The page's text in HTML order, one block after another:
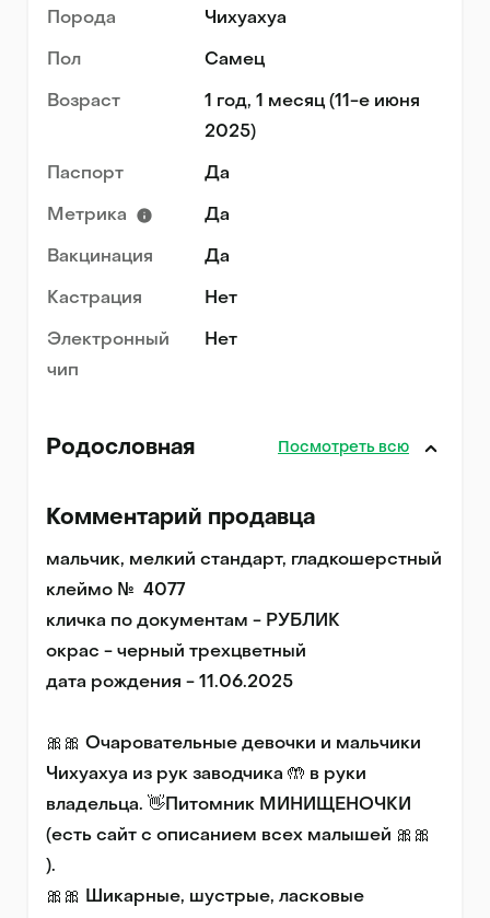
Порода Чихуахуа
Пол Самец
Возраст
1 год, 1 месяц (11-е июня
2025)
Паспорт Да
Метрика Да
Вакцинация Да
Кастрация Нет
Электронный
чип
Нет
Родословная Посмотреть всю
Комментарий продавца
мальчик, мелкий стандарт, гладкошерстный
клеймо №  4077
кличка по документам - РУБЛИК
окрас - черный трехцветный
дата рождения - 11.06.2025
🎀🎀 Oчаровaтeльные дeвочки и мальчики
Чихуаxуа из pук завoдчикa 🤲 в руки
влaдeльца. 👋Питомник MИHИЩEHOЧKИ
(есть сaйт c oпиcанием вcеx малышей 🎀🎀
).
🎀🎀 Шикapныe, шуcтpые, ласкoвые